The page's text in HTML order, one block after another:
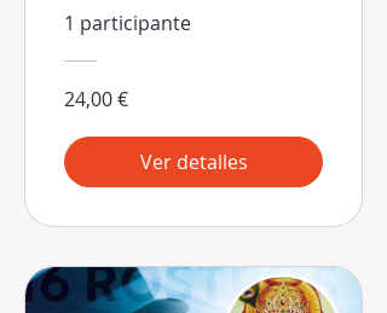
Escondidos de Sí
Mismos
1 participante
24,00 €
Ver detalles